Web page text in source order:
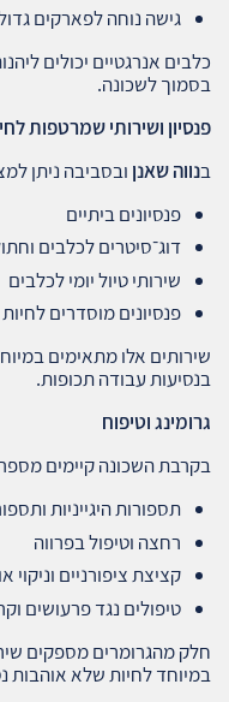
גישה נוחה לפארקים
כלבים אנרגטיים יכולים
בסמוך לשכונה.
פנסיון ושירותי שמרטפות
בנווה שאנן ובסביבה ניתן
פנסיונים ביתיים
דוג־סיטרים לכלבים
שירותי טיול יומי לכלבים
פנסיונים מוסדרים
שירותים אלו מתאימים
בנסיעות עבודה תכופות.
גרומינג וטיפוח
בקרבת השכונה קיימים
תספורות היגייניות
רחצה וטיפול בפרווה
קציצת ציפורניים וניקוי
טיפולים נגד פרעושים
חלק מהגרומרים מספקים
במיוחד לחיות שלא אוהבות